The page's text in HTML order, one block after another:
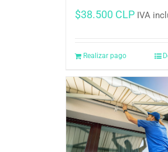
$38.500 CLP IVA
Realizar pago